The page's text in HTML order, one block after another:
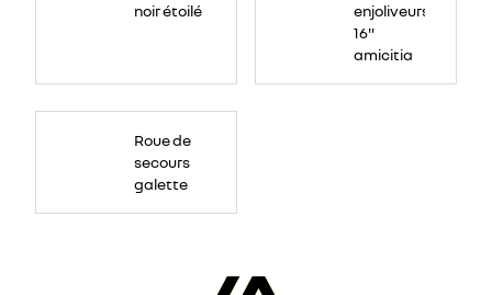
noir étoilé
enjoliveurs
16"
amicitia
Roue de
secours
galette